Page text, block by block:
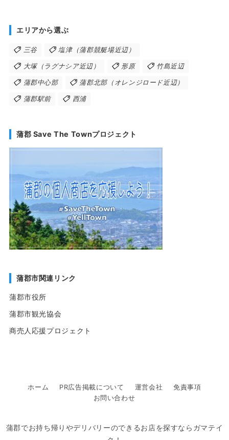
エリアから選ぶ
三谷 塩津（蒲郡競艇場近辺）
大塚（ラグナシア近辺） 形原 竹島近辺
蒲郡中心部 蒲郡北部（オレンジロード近辺）
蒲郡駅前 西浦
蒲郡 Save The Townプロジェクト
蒲郡市関連リンク
蒲郡市役所
蒲郡市観光協会
商売人応援プロジェクト
ホーム PR広告掲載について 運営会社
免責事項
お問い合わせ
蒲郡でお持ち帰りやデリバリーのできるお店を探すならガマテイ